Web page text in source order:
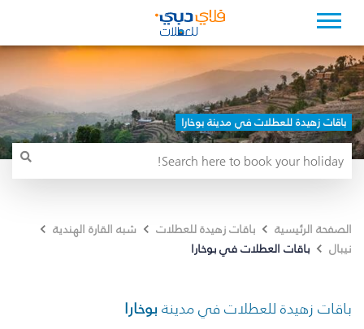
باقات زهيدة للعطلات في مدينة بوخارا
الصفحة الرئيسية باقات زهيدة للعطلات
شبه القارة الهندية
نيبال
باقات العطلات في بوخارا
باقات زهيدة للعطلات في مدينة بوخارا